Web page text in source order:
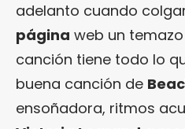
adelanto cuando
página web un
canción tiene todo lo
buena canción de
ensoñadora, ritmos